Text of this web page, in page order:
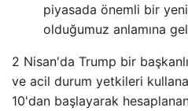
piyasada önemli bir
olduğumuz anlamına
2 Nisan'da Trump bir
ve acil durum yetkileri
10'dan başlayarak hesaplanan